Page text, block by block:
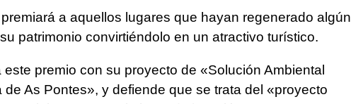
a aquellos lugares que hayan regenerado algún
patrimonio convirtiéndolo en un atractivo turístico.
premio con su proyecto de «Solución Ambiental
de As Pontes», y defiende que se trata del «proyecto